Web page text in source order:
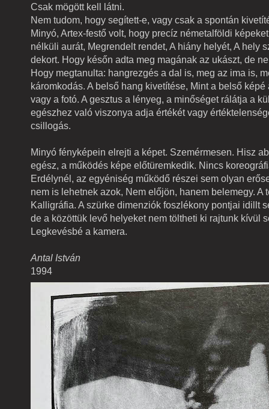
Csak mögött kell látni.
Nem tudom, hogy segített-e, vagy csak a spontán
Minyó, Artex-festő volt, hogy precíz németalföldi
nélküli aurát, Megrendelt rendet, A hiány helyét, A hely
dekort. Hogy későn adta meg magának az ukászt, de
Hogy megtanulta: hangrezgés a dal is, meg az ima is,
káromkodás. A belső hang kivetítése, Mint a belső képé
vagy a fotó. A gesztus a lényeg, a minőséget rálátja a
egészhez való viszonya adja értékét vagy
csillogás.
Minyó fényképein elrejti a képet. Szemérmesen. Hisz
egész, a működés képe előtüremkedik. Nincs
Erdélynél, az egyéniség működő részei sem olyan
nem is lehetnek azok, Nem előjön, hanem belemegy. A
Kalligráfia. A szürke dimenziók foszlékony pontjai idillt
de a közöttük levő helyeket nem töltheti ki rajtunk kívül
Legkevésbé a kamera.
Antal István
1994